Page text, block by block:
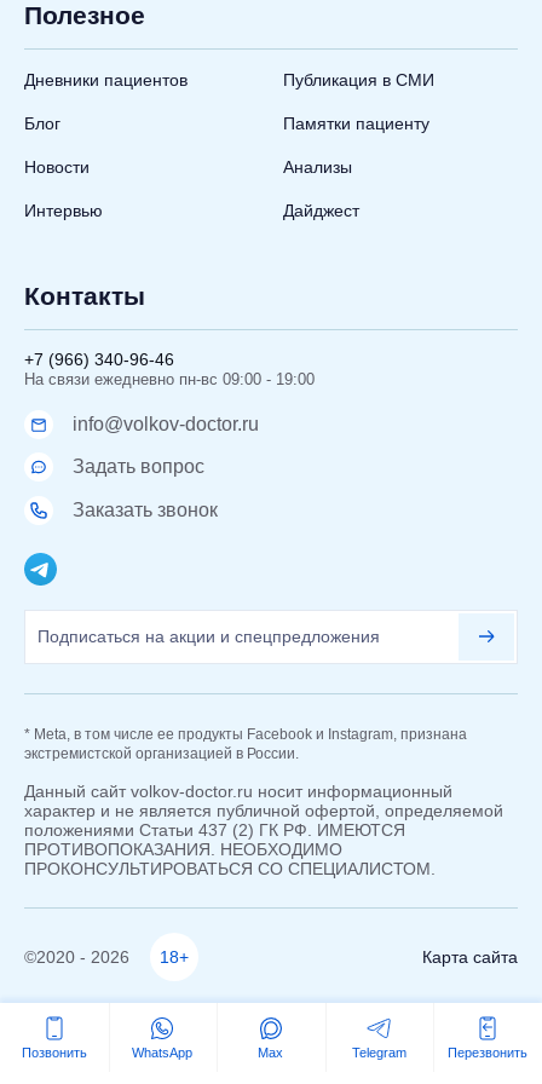
Позвонить WhatsApp Max Telegram Перезвонить
Полезное
Дневники пациентов
Блог
Новости
Интервью
Публикация в СМИ
Памятки пациенту
Анализы
Дайджест
Контакты
+7 (966) 340-96-46
На связи ежедневно пн-вс 09:00 - 19:00
info@volkov-doctor.ru
Задать вопрос
Заказать звонок
* Meta, в том числе ее продукты Facebook и Instagram, признана
экстремистской организацией в России.
Данный сайт volkov-doctor.ru носит информационный
характер и не является публичной офертой, определяемой
положениями Статьи 437 (2) ГК РФ. ИМЕЮТСЯ
ПРОТИВОПОКАЗАНИЯ. НЕОБХОДИМО
ПРОКОНСУЛЬТИРОВАТЬСЯ СО СПЕЦИАЛИСТОМ.
©2020 - 2026 18+ Карта сайта